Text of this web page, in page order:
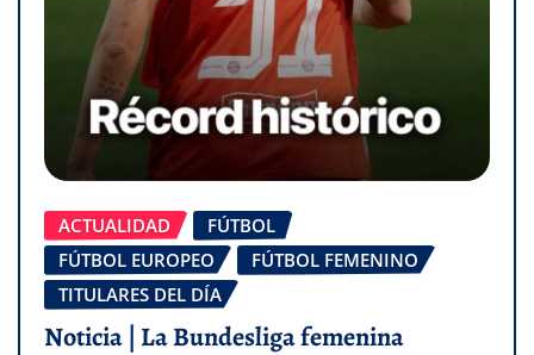
ACTUALIDAD
FÚTBOL
FÚTBOL EUROPEO
FÚTBOL FEMENINO
TITULARES DEL DÍA
Noticia | La Bundesliga femenina